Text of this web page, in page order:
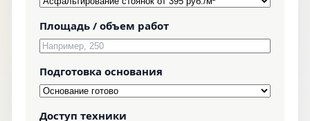
Площадь / объем работ
Подготовка основания
Доступ техники